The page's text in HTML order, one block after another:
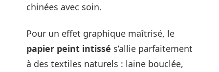
chinées avec soin.
Pour un effet graphique maîtrisé, le
papier peint intissé s’allie parfaitement
à des textiles naturels : laine bouclée,